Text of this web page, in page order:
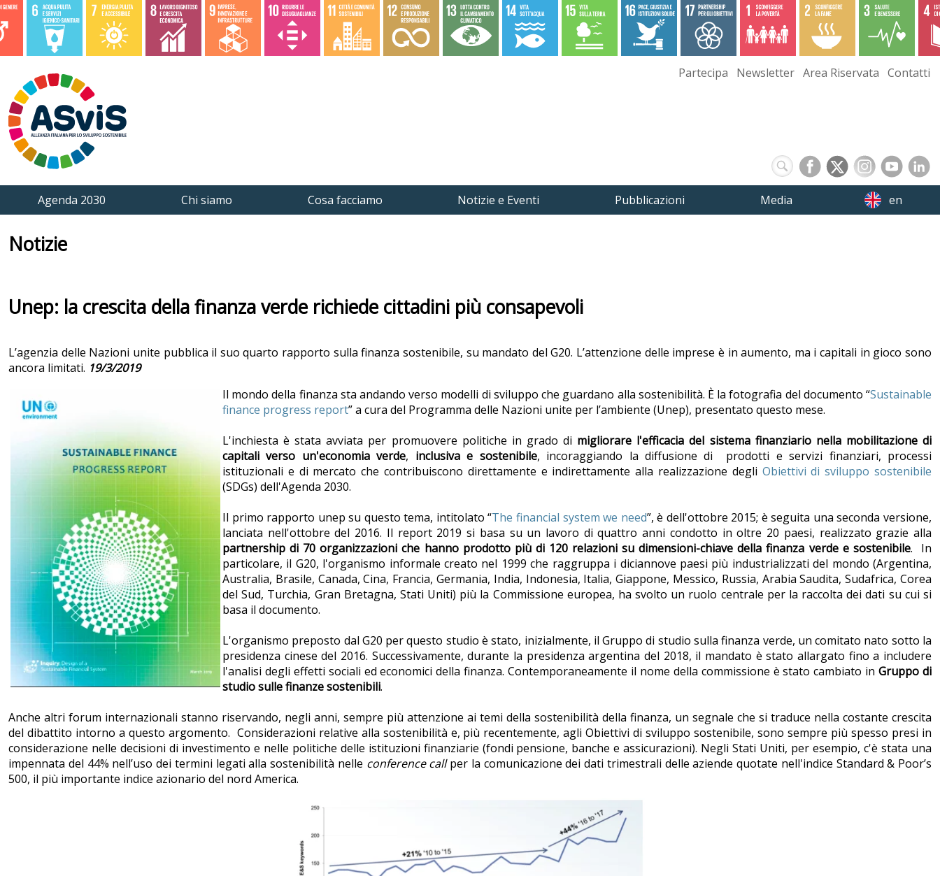
Partecipa Newsletter Area Riservata Contatti
Agenda 2030 Chi siamo Cosa facciamo Notizie e Eventi Pubblicazioni Media en
Notizie
Unep: la crescita della finanza verde richiede cittadini più consapevoli
L’agenzia delle Nazioni unite pubblica il suo quarto rapporto sulla finanza sostenibile, su mandato del G20. L’attenzione delle imprese è in aumento, ma i capitali in gioco sono
ancora limitati. 19/3/2019
Il mondo della finanza sta andando verso modelli di sviluppo che guardano alla sostenibilità. È la fotografia del documento “Sustainable
finance progress report” a cura del Programma delle Nazioni unite per l’ambiente (Unep), presentato questo mese.
L'inchiesta è stata avviata per promuovere politiche in grado di migliorare l'efficacia del sistema finanziario nella mobilitazione di
capitali verso un'economia verde, inclusiva e sostenibile, incoraggiando la diffusione di prodotti e servizi finanziari, processi
istituzionali e di mercato che contribuiscono direttamente e indirettamente alla realizzazione degli Obiettivi di sviluppo sostenibile
(SDGs) dell'Agenda 2030.
Il primo rapporto unep su questo tema, intitolato “The financial system we need”, è dell'ottobre 2015; è seguita una seconda versione,
lanciata nell'ottobre del 2016. Il report 2019 si basa su un lavoro di quattro anni condotto in oltre 20 paesi, realizzato grazie alla
partnership di 70 organizzazioni che hanno prodotto più di 120 relazioni su dimensioni-chiave della finanza verde e sostenibile. In
particolare, il G20, l'organismo informale creato nel 1999 che raggruppa i diciannove paesi più industrializzati del mondo (Argentina,
Australia, Brasile, Canada, Cina, Francia, Germania, India, Indonesia, Italia, Giappone, Messico, Russia, Arabia Saudita, Sudafrica, Corea
del Sud, Turchia, Gran Bretagna, Stati Uniti) più la Commissione europea, ha svolto un ruolo centrale per la raccolta dei dati su cui si
basa il documento.
L'organismo preposto dal G20 per questo studio è stato, inizialmente, il Gruppo di studio sulla finanza verde, un comitato nato sotto la
presidenza cinese del 2016. Successivamente, durante la presidenza argentina del 2018, il mandato è stato allargato fino a includere
l'analisi degli effetti sociali ed economici della finanza. Contemporaneamente il nome della commissione è stato cambiato inGruppo di
studio sulle finanze sostenibili.
Anche altri forum internazionali stanno riservando, negli anni, sempre più attenzione ai temi della sostenibilità della finanza, un segnale che si traduce nella costante crescita
del dibattito intorno a questo argomento. Considerazioni relative alla sostenibilità e, più recentemente, agli Obiettivi di sviluppo sostenibile, sono sempre più spesso presi in
considerazione nelle decisioni di investimento e nelle politiche delle istituzioni finanziarie (fondi pensione, banche e assicurazioni). Negli Stati Uniti, per esempio, c'è stata una
impennata del 44% nell’uso dei termini legati alla sostenibilità nelle conference callper la comunicazione dei dati trimestrali delle aziende quotate nell'indice Standard & Poor’s
500, il più importante indice azionario del nord America.